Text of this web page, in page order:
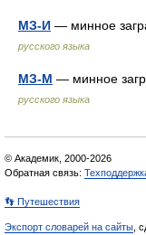
МЗ-И — минное
русского языка
МЗ-М — минное
русского языка
© Академик, 2000-2026
Обратная связь:
👣 Путешествия
Экспорт словарей на сайты ,